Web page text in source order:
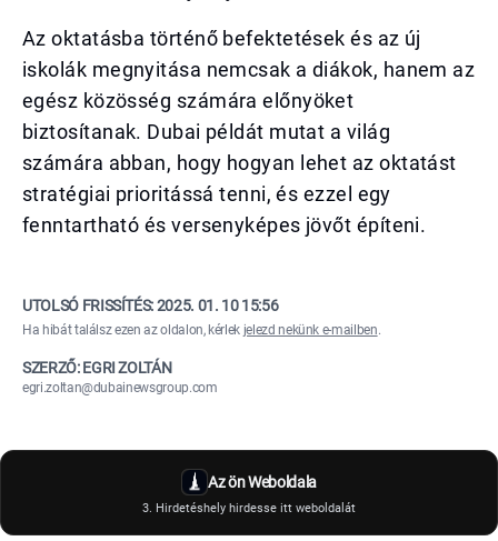
Az oktatásba történő befektetések és az új
iskolák megnyitása nemcsak a diákok, hanem az
egész közösség számára előnyöket
biztosítanak. Dubai példát mutat a világ
számára abban, hogy hogyan lehet az oktatást
stratégiai prioritássá tenni, és ezzel egy
fenntartható és versenyképes jövőt építeni.
UTOLSÓ FRISSÍTÉS:2025. 01. 10 15:56
Ha hibát találsz ezen az oldalon, kérlek jelezd nekünk e-mailben.
SZERZŐ: EGRI ZOLTÁN
egri.zoltan@dubainewsgroup.com
Az ön Weboldala
3. Hirdetéshely hirdesse itt weboldalát